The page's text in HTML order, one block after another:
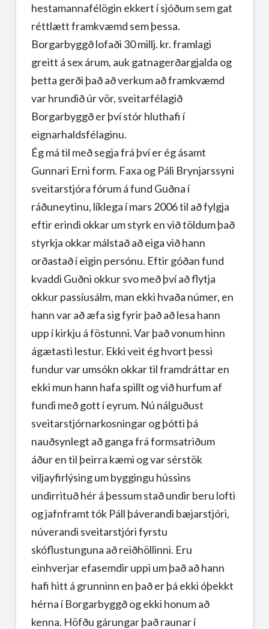
hestamannafélögin ekkert í sjóðum sem gat
réttlætt framkvæmd sem þessa.
Borgarbyggð lofaði 30 millj. kr. framlagi
greitt á sex árum, auk gatnagerðargjalda og
þetta gerði það að verkum að framkvæmd
var hrundið úr vör, sveitarfélagið
Borgarbyggð er því stór hluthafi í
eignarhaldsfélaginu.
Ég má til með segja frá því er ég ásamt
Gunnari Erni form. Faxa og Páli Brynjarssyni
sveitarstjóra fórum á fund Guðna í
ráðuneytinu, líklega í mars 2006 til að fylgja
eftir erindi okkar um styrk en við töldum það
styrkja okkar málstað að eiga við hann
orðastað í eigin persónu. Eftir góðan fund
kvaddi Guðni okkur svo með því að flytja
okkur passíusálm, man ekki hvaða númer, en
hann var að æfa sig fyrir það að lesa hann
upp í kirkju á föstunni. Var það vonum hinn
ágætasti lestur. Ekki veit ég hvort þessi
fundur var umsókn okkar til framdráttar en
ekki mun hann hafa spillt og við hurfum af
fundi með gott í eyrum. Nú nálguðust
sveitarstjórnarkosningar og þótti þá
nauðsynlegt að ganga frá formsatriðum
áður en til þeirra kæmi og var sérstök
viljayfirlýsing um byggingu hússins
undirrituð hér á þessum stað undir beru lofti
og jafnframt tók Páll þáverandi bæjarstjóri,
núverandi sveitarstjóri fyrstu
skóflustunguna að reiðhöllinni. Eru
einhverjar efasemdir uppi um það að hann
hafi hitt á grunninn en það er þá ekki óþekkt
hérna í Borgarbyggð og ekki honum að
kenna. Höfðu gárungar það raunar í